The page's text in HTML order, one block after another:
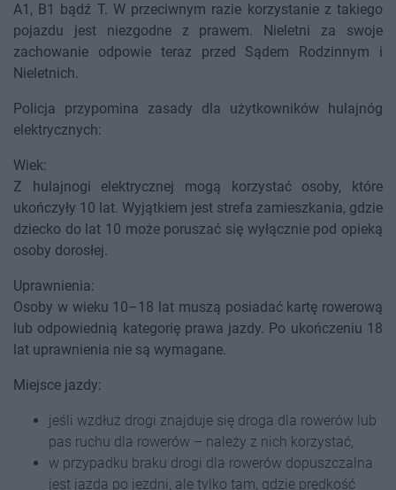
A1, B1 bądź T. W przeciwnym razie korzystanie z takiego
pojazdu jest niezgodne z prawem. Nieletni za swoje
zachowanie odpowie teraz przed Sądem Rodzinnym i
Nieletnich.
Policja przypomina zasady dla użytkowników hulajnóg
elektrycznych:
Wiek:
Z hulajnogi elektrycznej mogą korzystać osoby, które
ukończyły 10 lat. Wyjątkiem jest strefa zamieszkania, gdzie
dziecko do lat 10 może poruszać się wyłącznie pod opieką
osoby dorosłej.
Uprawnienia:
Osoby w wieku 10–18 lat muszą posiadać kartę rowerową
lub odpowiednią kategorię prawa jazdy. Po ukończeniu 18
lat uprawnienia nie są wymagane.
Miejsce jazdy:
jeśli wzdłuż drogi znajduje się droga dla rowerów lub
pas ruchu dla rowerów – należy z nich korzystać,
w przypadku braku drogi dla rowerów dopuszczalna
jest jazda po jezdni, ale tylko tam, gdzie prędkość